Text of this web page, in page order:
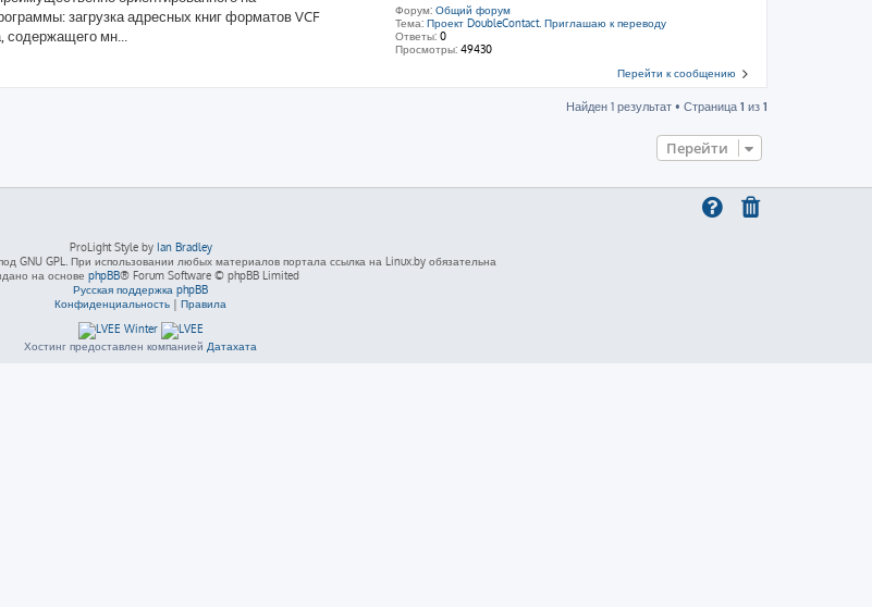
Форум: Общий форум
Тема: Проект DoubleContact. Приглашаю к переводу
Ответы: 0
Просмотры: 49430
загрузка адресных книг форматов VCF
содержащего мн...
Перейти к сообщению
Найден 1 результат • Страница 1 из 1
Перейти
ProLight Style by Ian Bradley
GNU GPL. При использовании любых материалов портала ссылка на Linux.by обязательна
на основе phpBB® Forum Software © phpBB Limited
Русская поддержка phpBB
Конфиденциальность | Правила
Хостинг предоставлен компанией Датахата